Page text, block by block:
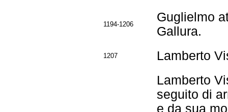
1194-1206
Guglielmo
Gallura.
1207 Lamberto
Lamberto
seguito di
e da sua